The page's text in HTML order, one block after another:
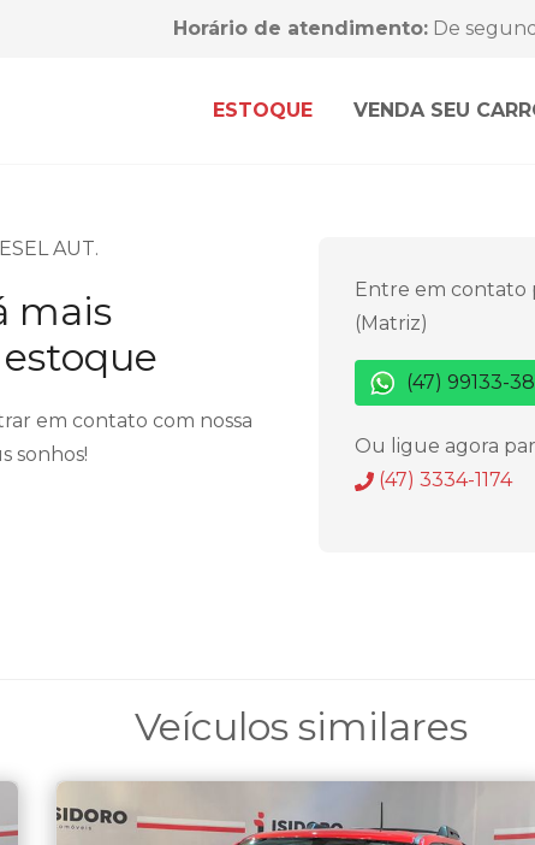
Horário de atendimento: De
ESTOQUE VENDA SEU
AUT.
mais
em contato com nossa
sonhos!
Entre em contato
(Matriz)
(47) 99133-
Ou ligue agora
(47) 3334-1174
Veículos similares